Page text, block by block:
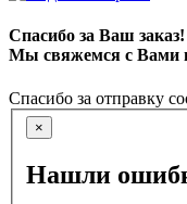
Спасибо за Ваш заказ!
Мы свяжемся с Вами
Спасибо за отправку
×
Нашли